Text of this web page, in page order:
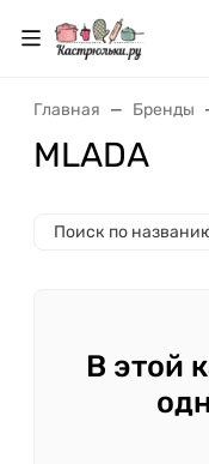
Главная Бренды
MLADA
В этой